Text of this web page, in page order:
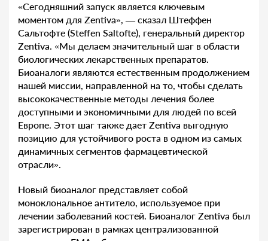
«Сегодняшний запуск является ключевым
моментом для Zentiva», — сказал Штеффен
Сальтофте (Steffen Saltofte), генеральный директор
Zentiva. «Мы делаем значительный шаг в области
биологических лекарственных препаратов.
Биоаналоги являются естественным продолжением
нашей миссии, направленной на то, чтобы сделать
высококачественные методы лечения более
доступными и экономичными для людей по всей
Европе. Этот шаг также дает Zentiva выгодную
позицию для устойчивого роста в одном из самых
динамичных сегментов фармацевтической
отрасли».
Новый биоаналог представляет собой
моноклональное антитело, используемое при
лечении заболеваний костей. Биоаналог Zentiva был
зарегистрирован в рамках централизованной